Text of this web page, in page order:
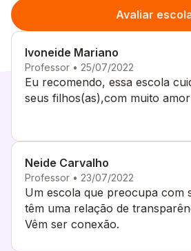
Avaliar
Ivoneide Mariano
Professor • 25/07/2022
Eu recomendo, essa escola
seus filhos(as),com muito
Neide Carvalho
Professor • 23/07/2022
Um escola que preocupa com
têm uma relação de
Vêm ser conexão.